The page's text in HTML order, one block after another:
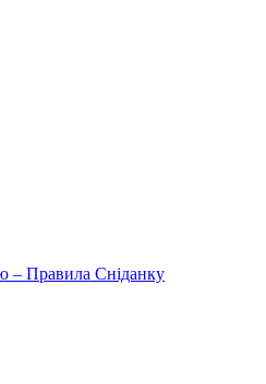
– Правила Сніданку